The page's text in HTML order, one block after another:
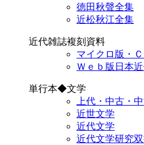
徳田秋聲全集
近松秋江全集
近代雑誌複刻資料
マイクロ版・
Ｗｅｂ版日本
単行本◆文学
上代・中古・
近世文学
近代文学
近代文学研究